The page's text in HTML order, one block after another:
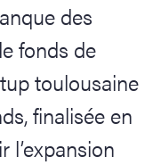
des
fonds de
toulousaine
finalisée en
l’expansion